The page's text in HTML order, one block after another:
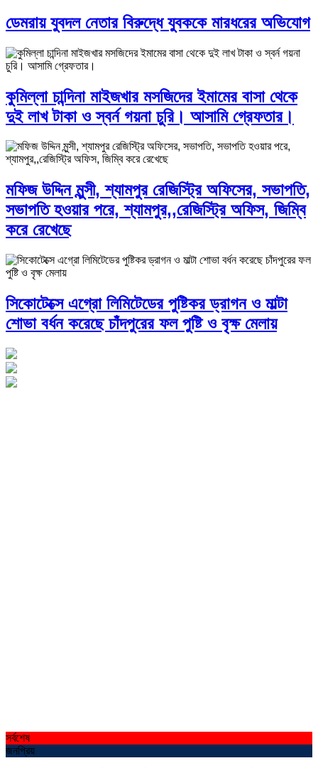
ডেমরায় যুবদল নেতার বিরুদ্ধে যুবককে মারধরের অভিযোগ
কুমিল্লা চান্দিনা মাইজখার মসজিদের ইমামের বাসা থেকে
দুই লাখ টাকা ও স্বর্ন গয়না চুরি। আসামি গ্রেফতার।
মফিজ উদ্দিন মুন্সী, শ্যামপুর রেজিস্ট্রি অফিসের, সভাপতি,
সভাপতি হওয়ার পরে, শ্যামপুর,,রেজিস্ট্রি অফিস, জিম্বি
করে রেখেছে
সিকোটেক্সে এগ্রো লিমিটেডের পুষ্টিকর ড্রাগন ও মাল্টা
শোভা বর্ধন করেছে চাঁদপুরের ফল পুষ্টি ও বৃক্ষ মেলায়
সর্বশেষ
জনপ্রিয়